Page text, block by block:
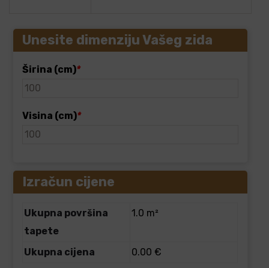
Unesite dimenziju Vašeg zida
Širina (cm)*
Visina (cm)*
Izračun cijene
Ukupna površina
tapete
1.0 m²
Ukupna cijena 0.00 €